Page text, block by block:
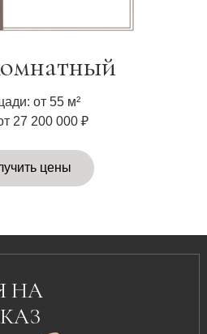
от 55 м²
27 200 000 ₽
цены
НА
территорию
и вид из окна